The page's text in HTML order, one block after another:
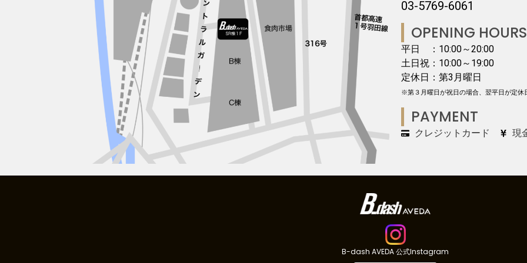
03-5769-6061
OPENING HOURS
平日 ：10:00～20:00
土日祝：10:00～19:00
定休日：第3月曜日
※第３月曜日が祝日の場合、翌平日が定休
PAYMENT
クレジットカード 現
B-dash AVEDA 公式Instagram